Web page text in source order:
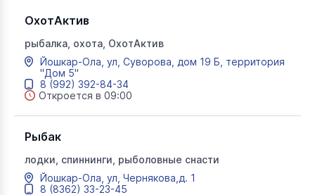
ОхотАктив
рыбалка, охота, ОхотАктив
Йошкар-Ола, ул, Суворова, дом 19 Б, территория
"Дом 5"
8 (992) 392-84-34
Откроется в 09:00
Рыбак
лодки, спиннинги, рыболовные снасти
Йошкар-Ола, ул, Чернякова,д. 1
8 (8362) 33-23-45